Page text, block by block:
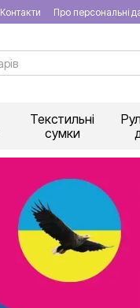
Контакти Про персональні
Текстильні
сумки